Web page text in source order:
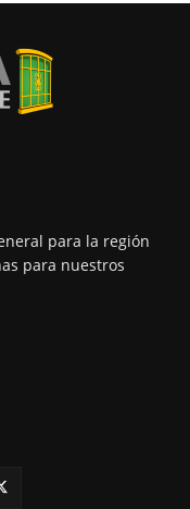
para la región
para nuestros